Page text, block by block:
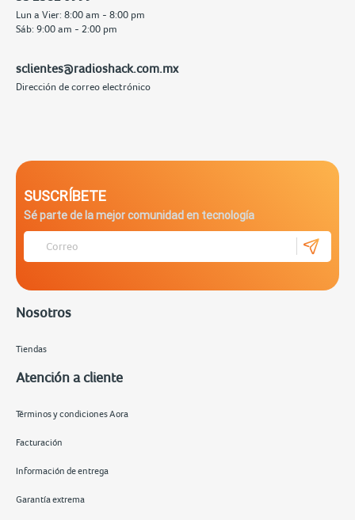
Lun a Vier: 8:00 am - 8:00 pm
Sáb: 9:00 am - 2:00 pm
sclientes@radioshack.com.mx
Dirección de correo electrónico
SUSCRÍBETE
Sé parte de la mejor comunidad en tecnología
Nosotros
Tiendas
Atención a cliente
Términos y condiciones Aora
Facturación
Información de entrega
Garantía extrema